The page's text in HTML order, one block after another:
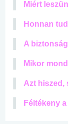
Miért
Honnan
A
Mikor
Azt hiszed,
Féltékeny